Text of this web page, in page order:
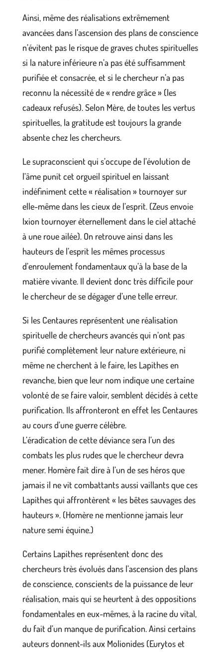
Ainsi, même des réalisations extrêmement
avancées dans l’ascension des plans de conscience
n’évitent pas le risque de graves chutes spirituelles
si la nature inférieure n’a pas été suffisamment
purifiée et consacrée, et si le chercheur n’a pas
reconnu la nécessité de « rendre grâce » (les
cadeaux refusés). Selon Mère, de toutes les vertus
spirituelles, la gratitude est toujours la grande
absente chez les chercheurs.
Le supraconscient qui s’occupe de l’évolution de
l’âme punit cet orgueil spirituel en laissant
indéfiniment cette « réalisation » tournoyer sur
elle-même dans les cieux de l’esprit. (Zeus envoie
Ixion tournoyer éternellement dans le ciel attaché
à une roue ailée). On retrouve ainsi dans les
hauteurs de l’esprit les mêmes processus
d’enroulement fondamentaux qu’à la base de la
matière vivante. Il devient donc très difficile pour
le chercheur de se dégager d’une telle erreur.
Si les Centaures représentent une réalisation
spirituelle de chercheurs avancés qui n’ont pas
purifié complètement leur nature extérieure, ni
même ne cherchent à le faire, les Lapithes en
revanche, bien que leur nom indique une certaine
volonté de se faire valoir, semblent décidés à cette
purification. Ils affronteront en effet les Centaures
au cours d’une guerre célèbre.
L’éradication de cette déviance sera l’un des
combats les plus rudes que le chercheur devra
mener. Homère fait dire à l’un de ses héros que
jamais il ne vit combattants aussi vaillants que ces
Lapithes qui affrontèrent « les bêtes sauvages des
hauteurs ». (Homère ne mentionne jamais leur
nature semi équine.)
Certains Lapithes représentent donc des
chercheurs très évolués dans l’ascension des plans
de conscience, conscients de la puissance de leur
réalisation, mais qui se heurtent à des oppositions
fondamentales en eux-mêmes, à la racine du vital,
du fait d’un manque de purification. Ainsi certains
auteurs donnent-ils aux Molionides (Eurytos et